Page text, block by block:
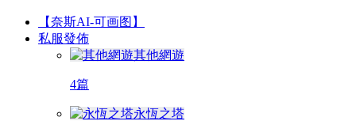
【奈斯AI-可画图】
私服發佈
其他網遊
4篇
永恆之塔